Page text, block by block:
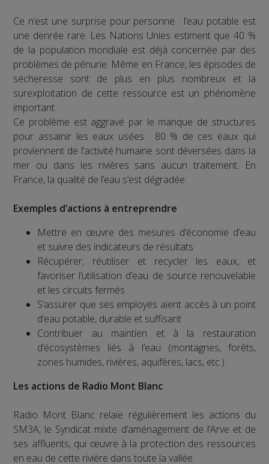
Ce n’est une surprise pour personne : l’eau potable est
une denrée rare. Les Nations Unies estiment que 40 %
de la population mondiale est déjà concernée par des
problèmes de pénurie. Même en France, les épisodes de
sécheresse sont de plus en plus nombreux et la
surexploitation de cette ressource est un phénomène
important.
Ce problème est aggravé par le manque de structures
pour assainir les eaux usées : 80 % de ces eaux qui
proviennent de l’activité humaine sont déversées dans la
mer ou dans les rivières sans aucun traitement. En
France, la qualité de l’eau s’est dégradée.
Exemples d’actions à entreprendre
Mettre en œuvre des mesures d’économie d’eau
et suivre des indicateurs de résultats
Récupérer, réutiliser et recycler les eaux, et
favoriser l’utilisation d’eau de source renouvelable
et les circuits fermés
S’assurer que ses employés aient accès à un point
d’eau potable, durable et suffisant
Contribuer au maintien et à la restauration
d’écosystèmes liés à l’eau (montagnes, forêts,
zones humides, rivières, aquifères, lacs, etc.)
Les actions de Radio Mont Blanc
Radio Mont Blanc relaie régulièrement les actions du
SM3A, le Syndicat mixte d’aménagement de l’Arve et de
ses affluents, qui œuvre à la protection des ressources
en eau de cette rivière dans toute la vallée.